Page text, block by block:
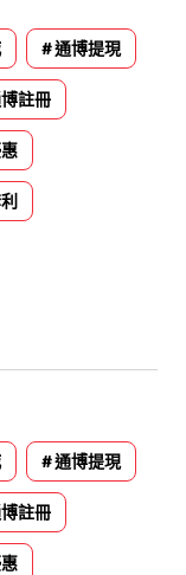
通博提現
註冊
通博提現
註冊